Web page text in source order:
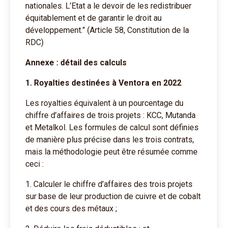
nationales. L’Etat a le devoir de les redistribuer
équitablement et de garantir le droit au
développement.” (Article 58, Constitution de la
RDC)
Annexe : détail des calculs
1. Royalties destinées à Ventora en 2022
Les royalties équivalent à un pourcentage du
chiffre d’affaires de trois projets : KCC, Mutanda
et Metalkol. Les formules de calcul sont définies
de manière plus précise dans les trois contrats,
mais la méthodologie peut être résumée comme
ceci :
1. Calculer le chiffre d’affaires des trois projets
sur base de leur production de cuivre et de cobalt
et des cours des métaux ;